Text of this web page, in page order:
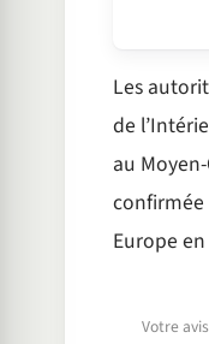
Les
de
au
Europe
Votre